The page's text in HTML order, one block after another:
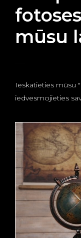
mūsu
Ieskatieties mūsu
iedvesmojieties